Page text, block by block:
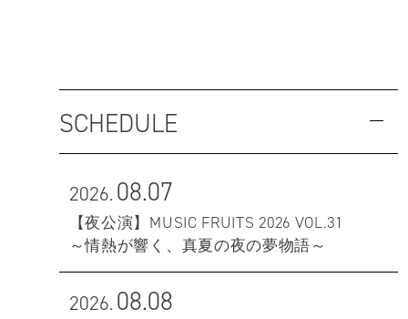
SCHEDULE
2026.08.07
【夜公演】MUSIC FRUITS 2026 VOL.31
～情熱が響く、真夏の夜の夢物語～
2026.08.08